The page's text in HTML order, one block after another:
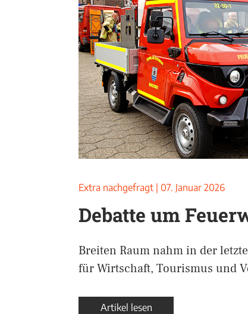
Extra nachgefragt 07. Januar 2026
Debatte um
Breiten Raum nahm in der
für Wirtschaft, Tourismus und
Artikel lesen